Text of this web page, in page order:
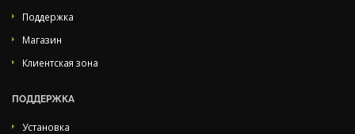
Поддержка
Магазин
Клиентская зона
ПОДДЕРЖКА
Установка